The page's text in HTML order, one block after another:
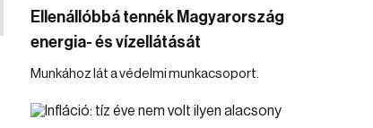
Ellenállóbbá tennék Magyarország
energia- és vízellátását
Munkához lát a védelmi munkacsoport.